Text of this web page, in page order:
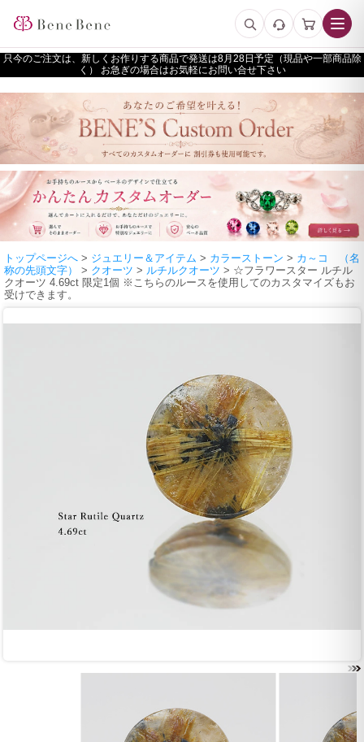
只今のご注文は、新しくお作りする商品で発送は
予定（現品や一部商品除
く） お急ぎの場合はお気軽にお問い合せ下さい
トップページへ > ジュエリー＆アイテム > カラーストーン > カ～コ （名
称の先頭文字）
> クオーツ > ルチルクオーツ > ☆フラワースター ルチル
クオーツ 4.69ct 限定1個 ※こちらのルースを使用してのカスタマイズもお
受けできます。